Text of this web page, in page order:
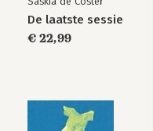
De laatste sessie
€ 22,99